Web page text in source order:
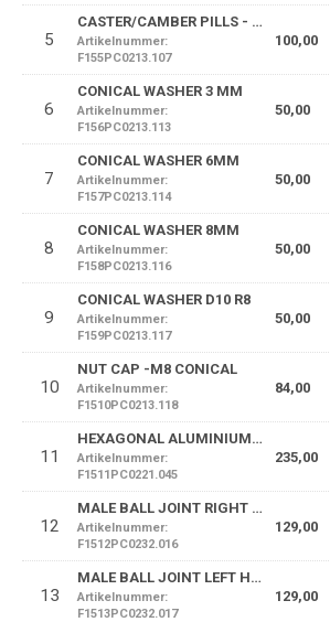
5
CASTER/CAMBER PILLS - QUICK ADJUSTMENT
Artikelnummer:
F155PC0213.107
100,00
6
CONICAL WASHER 3 MM
Artikelnummer:
F156PC0213.113
50,00
7
CONICAL WASHER 6MM
Artikelnummer:
F157PC0213.114
50,00
8
CONICAL WASHER 8MM
Artikelnummer:
F158PC0213.116
50,00
9
CONICAL WASHER D10 R8
Artikelnummer:
F159PC0213.117
50,00
10
NUT CAP -M8 CONICAL
Artikelnummer:
F1510PC0213.118
84,00
11
HEXAGONAL ALUMINIUM TIE ROD 235MM
Artikelnummer:
F1511PC0221.045
235,00
12
MALE BALL JOINT RIGHT HAND THREAD 8MM
Artikelnummer:
F1512PC0232.016
129,00
13
MALE BALL JOINT LEFT HAND THREAD 8MM
Artikelnummer:
F1513PC0232.017
129,00